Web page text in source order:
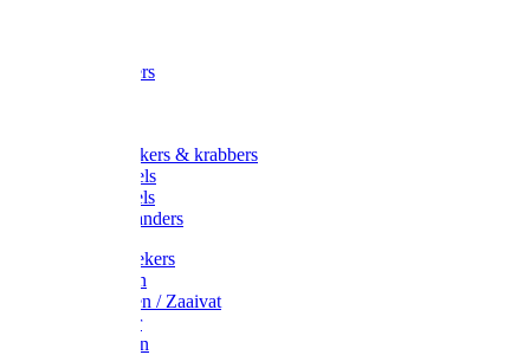
Tuinkrabbers
Onkruidstekers & krabbers
Hartschoffels
Ruitschoffels
Onkruidbranders
Graskantstekers
Verticuteren
Strooiwagen / Zaaivat
Grasmaaier
Grasscharen